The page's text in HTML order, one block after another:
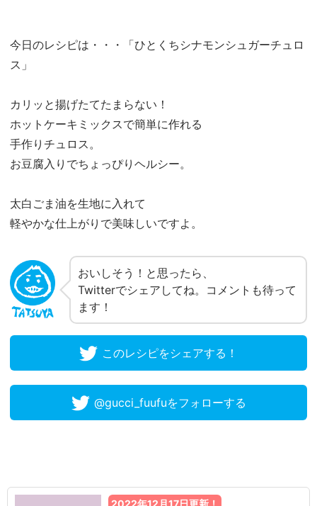
今日のレシピは・・・「ひとくちシナモンシュガーチュロ
ス」
カリッと揚げたてたまらない！
ホットケーキミックスで簡単に作れる
手作りチュロス。
お豆腐入りでちょっぴりヘルシー。
太白ごま油を生地に入れて
軽やかな仕上がりで美味しいですよ。
おいしそう！と思ったら、
Twitterでシェアしてね。コメントも待って
ます！
このレシピをシェアする！
@gucci_fuufuをフォローする